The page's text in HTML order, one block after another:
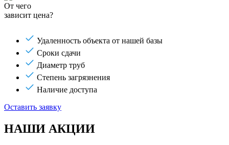
От чего
зависит цена?
Удаленность объекта от нашей базы
Сроки сдачи
Диаметр труб
Степень загрязнения
Наличие доступа
Оставить заявку
НАШИ АКЦИИ